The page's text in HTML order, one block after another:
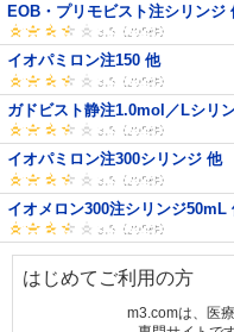
EOB・プリモビスト注シリンジ
イオパミロン注150 他
ガドビスト静注1.0mol／Lシリ
イオパミロン注300シリンジ 他
イオメロン300注シリンジ50mL
はじめてご利用の方
m3.comは、医